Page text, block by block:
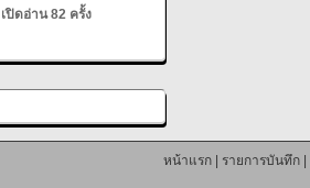
เปิดอ่าน 82 ครั้ง
หน้าแรก| รายการบันทึก|